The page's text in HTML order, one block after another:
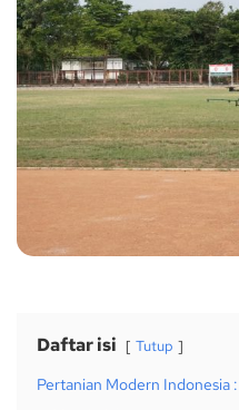
Daftar isi Tutup
Pertanian Modern Indonesia